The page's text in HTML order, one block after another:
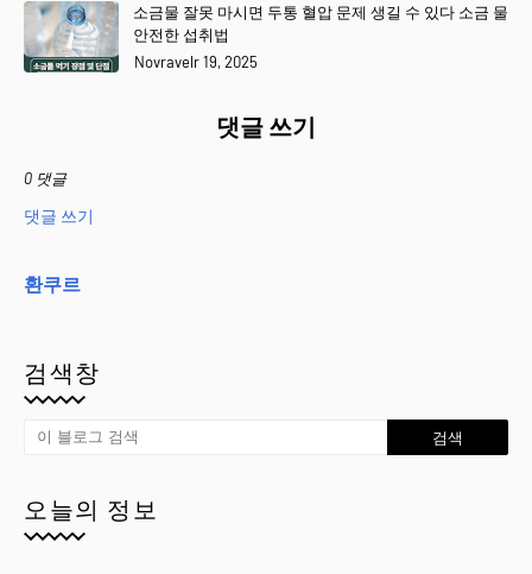
소금물 잘못 마시면 두통 혈압 문제 생길 수 있다 소금 물
안전한 섭취법
Novravelr 19, 2025
댓글 쓰기
0 댓글
댓글 쓰기
환쿠르
검색창
오늘의 정보